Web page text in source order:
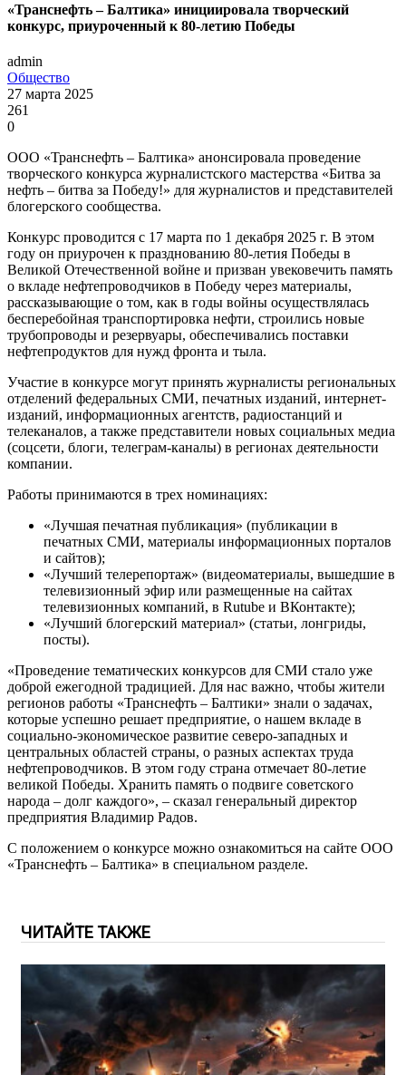
«Транснефть – Балтика» инициировала творческий
конкурс, приуроченный к 80-летию Победы
admin
Общество
27 марта 2025
261
0
ООО «Транснефть – Балтика» анонсировала проведение
творческого конкурса журналистского мастерства «Битва за
нефть – битва за Победу!» для журналистов и представителей
блогерского сообщества.
Конкурс проводится с 17 марта по 1 декабря 2025 г. В этом
году он приурочен к празднованию 80-летия Победы в
Великой Отечественной войне и призван увековечить память
о вкладе нефтепроводчиков в Победу через материалы,
рассказывающие о том, как в годы войны осуществлялась
бесперебойная транспортировка нефти, строились новые
трубопроводы и резервуары, обеспечивались поставки
нефтепродуктов для нужд фронта и тыла.
Участие в конкурсе могут принять журналисты региональных
отделений федеральных СМИ, печатных изданий, интернет-
изданий, информационных агентств, радиостанций и
телеканалов, а также представители новых социальных медиа
(соцсети, блоги, телеграм-каналы) в регионах деятельности
компании.
Работы принимаются в трех номинациях:
«Лучшая печатная публикация» (публикации в
печатных СМИ, материалы информационных порталов
и сайтов);
«Лучший телерепортаж» (видеоматериалы, вышедшие в
телевизионный эфир или размещенные на сайтах
телевизионных компаний, в Rutube и ВКонтакте);
«Лучший блогерский материал» (статьи, лонгриды,
посты).
«Проведение тематических конкурсов для СМИ стало уже
доброй ежегодной традицией. Для нас важно, чтобы жители
регионов работы «Транснефть – Балтики» знали о задачах,
которые успешно решает предприятие, о нашем вкладе в
социально-экономическое развитие северо-западных и
центральных областей страны, о разных аспектах труда
нефтепроводчиков. В этом году страна отмечает 80-летие
великой Победы. Хранить память о подвиге советского
народа – долг каждого», – сказал генеральный директор
предприятия Владимир Радов.
С положением о конкурсе можно ознакомиться на сайте ООО
«Транснефть – Балтика» в специальном разделе.
ЧИТАЙТЕ ТАКЖЕ